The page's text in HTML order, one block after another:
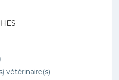
vétérinaire(s)